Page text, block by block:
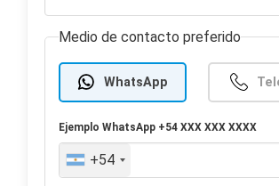
Medio de contacto preferido
WhatsApp
EjemploWhatsApp +54 XXX XXX XXXX
+54